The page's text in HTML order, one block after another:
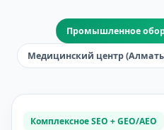
Промышленное
Медицинский центр
Комплексное SEO + GEO/AEO